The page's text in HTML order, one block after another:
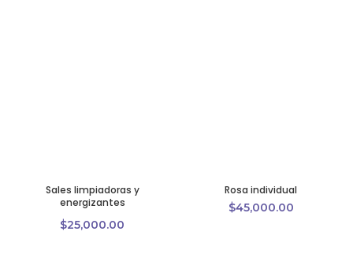
Sales limpiadoras y
energizantes
$25,000.00
Rosa individual
$45,000.00